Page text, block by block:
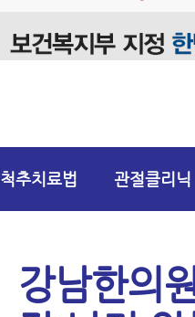
척추치료법 관절클리닉
강남한의